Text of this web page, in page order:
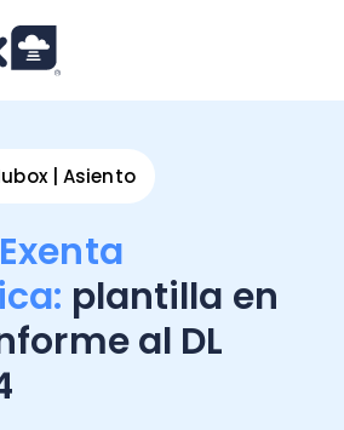
| Asiento
plantilla en
al DL